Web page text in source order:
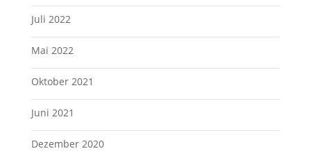
Juli 2022
Mai 2022
Oktober 2021
Juni 2021
Dezember 2020